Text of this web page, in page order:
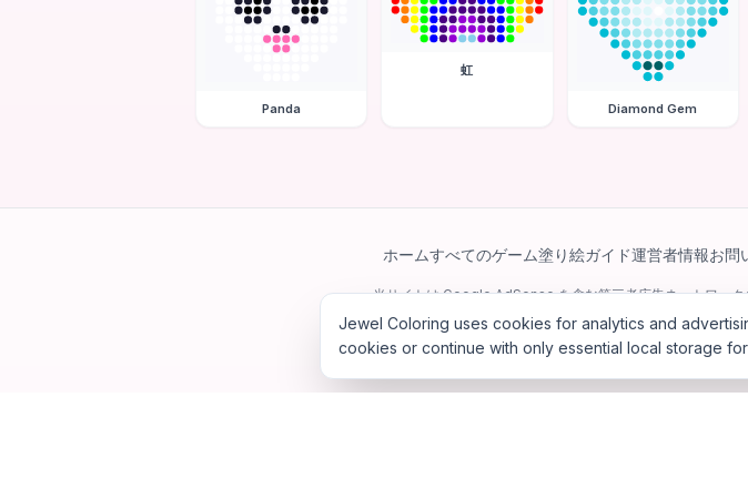
Panda
虹
Diamond Gem
ホームすべてのゲーム塗り絵ガイド運営者情報お問
当サイトは Google AdSense を含む第三者広告ネットワー
パーソナライズ広告を
©2026 Jewel Coloring— 無料のオンライン
Jewel Coloring uses cookies for analytics and
cookies or continue with only essential local storage